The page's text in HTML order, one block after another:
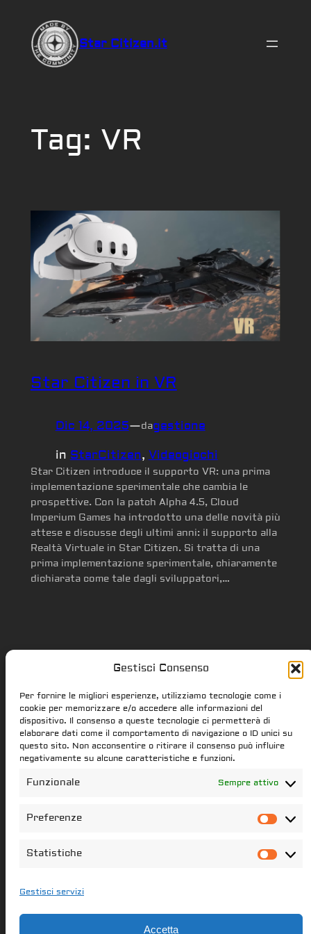
Gestisci Consenso
Per fornire le migliori esperienze, utilizziamo tecnologie come i
cookie per memorizzare e/o accedere alle informazioni del
dispositivo. Il consenso a queste tecnologie ci permetterà di
elaborare dati come il comportamento di navigazione o ID unici su
questo sito. Non acconsentire o ritirare il consenso può influire
negativamente su alcune caratteristiche e funzioni.
Funzionale Sempre attivo
Preferenze
Statistiche
Gestisci servizi
Accetta
contenuto
Star Citizen.it
Tag: VR
Star Citizen in VR
Dic 14, 2025—dagestione
in StarCitizen, Videogiochi
Star Citizen introduce il supporto VR: una prima
implementazione sperimentale che cambia le
prospettive. Con la patch Alpha 4.5, Cloud
Imperium Games ha introdotto una delle novità più
attese e discusse degli ultimi anni: il supporto alla
Realtà Virtuale in Star Citizen. Si tratta di una
prima implementazione sperimentale, chiaramente
dichiarata come tale dagli sviluppatori,…
Star Citizen.it
star-citizen.it is a Star Citizen fan
website. Star Citizen and Squadron42
trademarks are the properties of the
content of this website that have not